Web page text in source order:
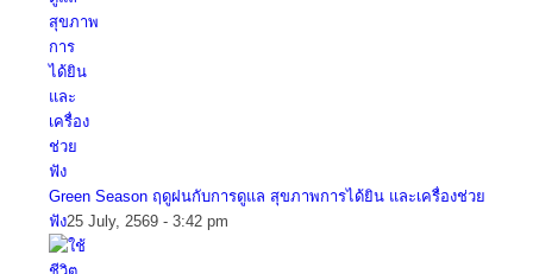
Green Season ฤดูฝนกับการดูแล สุขภาพการได้ยิน และเครื่องช่วย
ฟัง25 July, 2569 - 3:42 pm